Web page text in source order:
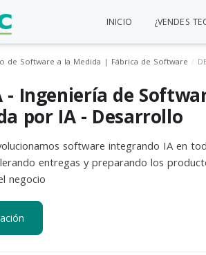
INICIO ¿VENDES
de Software a la Medida | Fábrica de Software
- Ingeniería de
por IA - Desarrollo
software integrando IA en
entregas y preparando los
negocio